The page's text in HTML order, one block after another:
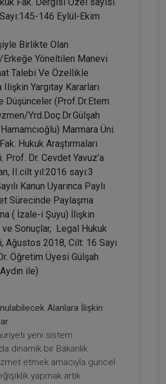
Oturum)
Enstitüsü
- 1 - IV. Borçlar
- VII. Oturum
Sepete Ekle
146 Eylül-Ekim
Birlikte Olan
Erkeğe Yöneltilen Manevi
Talebi Ve Özellikle
Ilişkin Yargıtay Kararları
Düşünceler (Prof.Dr.Etem
Yrd.Doç.Dr.Gülşah
Marmara Üni.
Hukuk Araştırmaları
Prof. Dr. Cevdet Yavuz’a
II.cilt yıl:2016 sayı:3
Kanun Uyarınca Paylı
Sürecinde Paylaşma
( İzale-i Şuyu) İlişkin
ve Sonuçlar, Legal Hukuk
Ağustos 2018, Cilt: 16 Sayı
Öğretim Üyesi Gülşah
ile)
Alanlara İlişkin
yeni sistem
dinamik bir Bakanlık
etmek amacıyla güncel
yapmak artık